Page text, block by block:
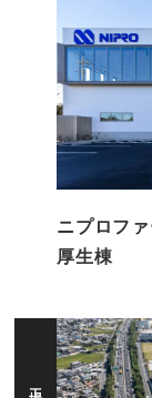
ニプロフ
厚生棟